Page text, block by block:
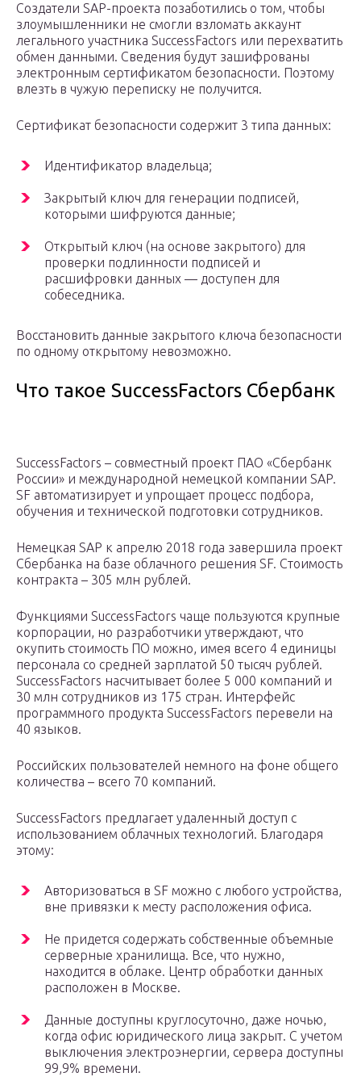
Создатели SAP-проекта позаботились о том, чтобы
злоумышленники не смогли взломать аккаунт
легального участника SuccessFactors или перехватить
обмен данными. Сведения будут зашифрованы
электронным сертификатом безопасности. Поэтому
влезть в чужую переписку не получится.
Сертификат безопасности содержит 3 типа данных:
Идентификатор владельца;
Закрытый ключ для генерации подписей,
которыми шифруются данные;
Открытый ключ (на основе закрытого) для
проверки подлинности подписей и
расшифровки данных — доступен для
собеседника.
Восстановить данные закрытого ключа безопасности
по одному открытому невозможно.
Что такое SuccessFactors Сбербанк
SuccessFactors – совместный проект ПАО «Сбербанк
России» и международной немецкой компании SAP.
SF автоматизирует и упрощает процесс подбора,
обучения и технической подготовки сотрудников.
Немецкая SAP к апрелю 2018 года завершила проект
Сбербанка на базе облачного решения SF. Стоимость
контракта – 305 млн рублей.
Функциями SuccessFactors чаще пользуются крупные
корпорации, но разработчики утверждают, что
окупить стоимость ПО можно, имея всего 4 единицы
персонала со средней зарплатой 50 тысяч рублей.
SuccessFactors насчитывает более 5 000 компаний и
30 млн сотрудников из 175 стран. Интерфейс
программного продукта SuccessFactors перевели на
40 языков.
Российских пользователей немного на фоне общего
количества – всего 70 компаний.
SuccessFactors предлагает удаленный доступ с
использованием облачных технологий. Благодаря
этому:
Авторизоваться в SF можно с любого устройства,
вне привязки к месту расположения офиса.
Не придется содержать собственные объемные
серверные хранилища. Все, что нужно,
находится в облаке. Центр обработки данных
расположен в Москве.
Данные доступны круглосуточно, даже ночью,
когда офис юридического лица закрыт. С учетом
выключения электроэнергии, сервера доступны
99,9% времени.